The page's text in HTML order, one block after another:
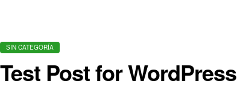
SIN CATEGORÍA
Test Post for WordPress